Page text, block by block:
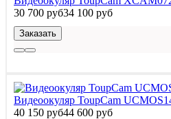
30 700 руб34 100 руб
Заказать
Видеоокуляр ToupCam
40 150 руб44 600 руб